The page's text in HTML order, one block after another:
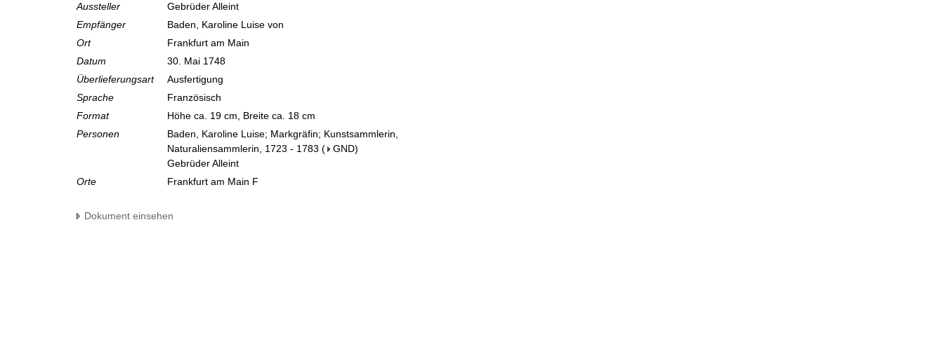
Aussteller
Gebrüder Alleint
Empfänger
Baden, Karoline Luise von
Ort
Frankfurt am Main
Datum
30. Mai 1748
Überlieferungsart
Ausfertigung
Sprache
Französisch
Format
Höhe ca. 19 cm, Breite ca. 18 cm
Personen
Baden, Karoline Luise; Markgräfin; Kunstsammlerin,
Naturaliensammlerin, 1723 - 1783 ( GND)
Gebrüder Alleint
Orte
Frankfurt am Main F
Dokument einsehen